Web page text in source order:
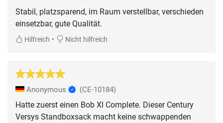
Stabil, platzsparend, im Raum verstellbar, verschieden
einsetzbar, gute Qualität.
Hilfreich • Nicht hilfreich
Anonymous (CE-10184)
Hatte zuerst einen Bob Xl Complete. Dieser Century
Versys Standboxsack macht keine schwappenden